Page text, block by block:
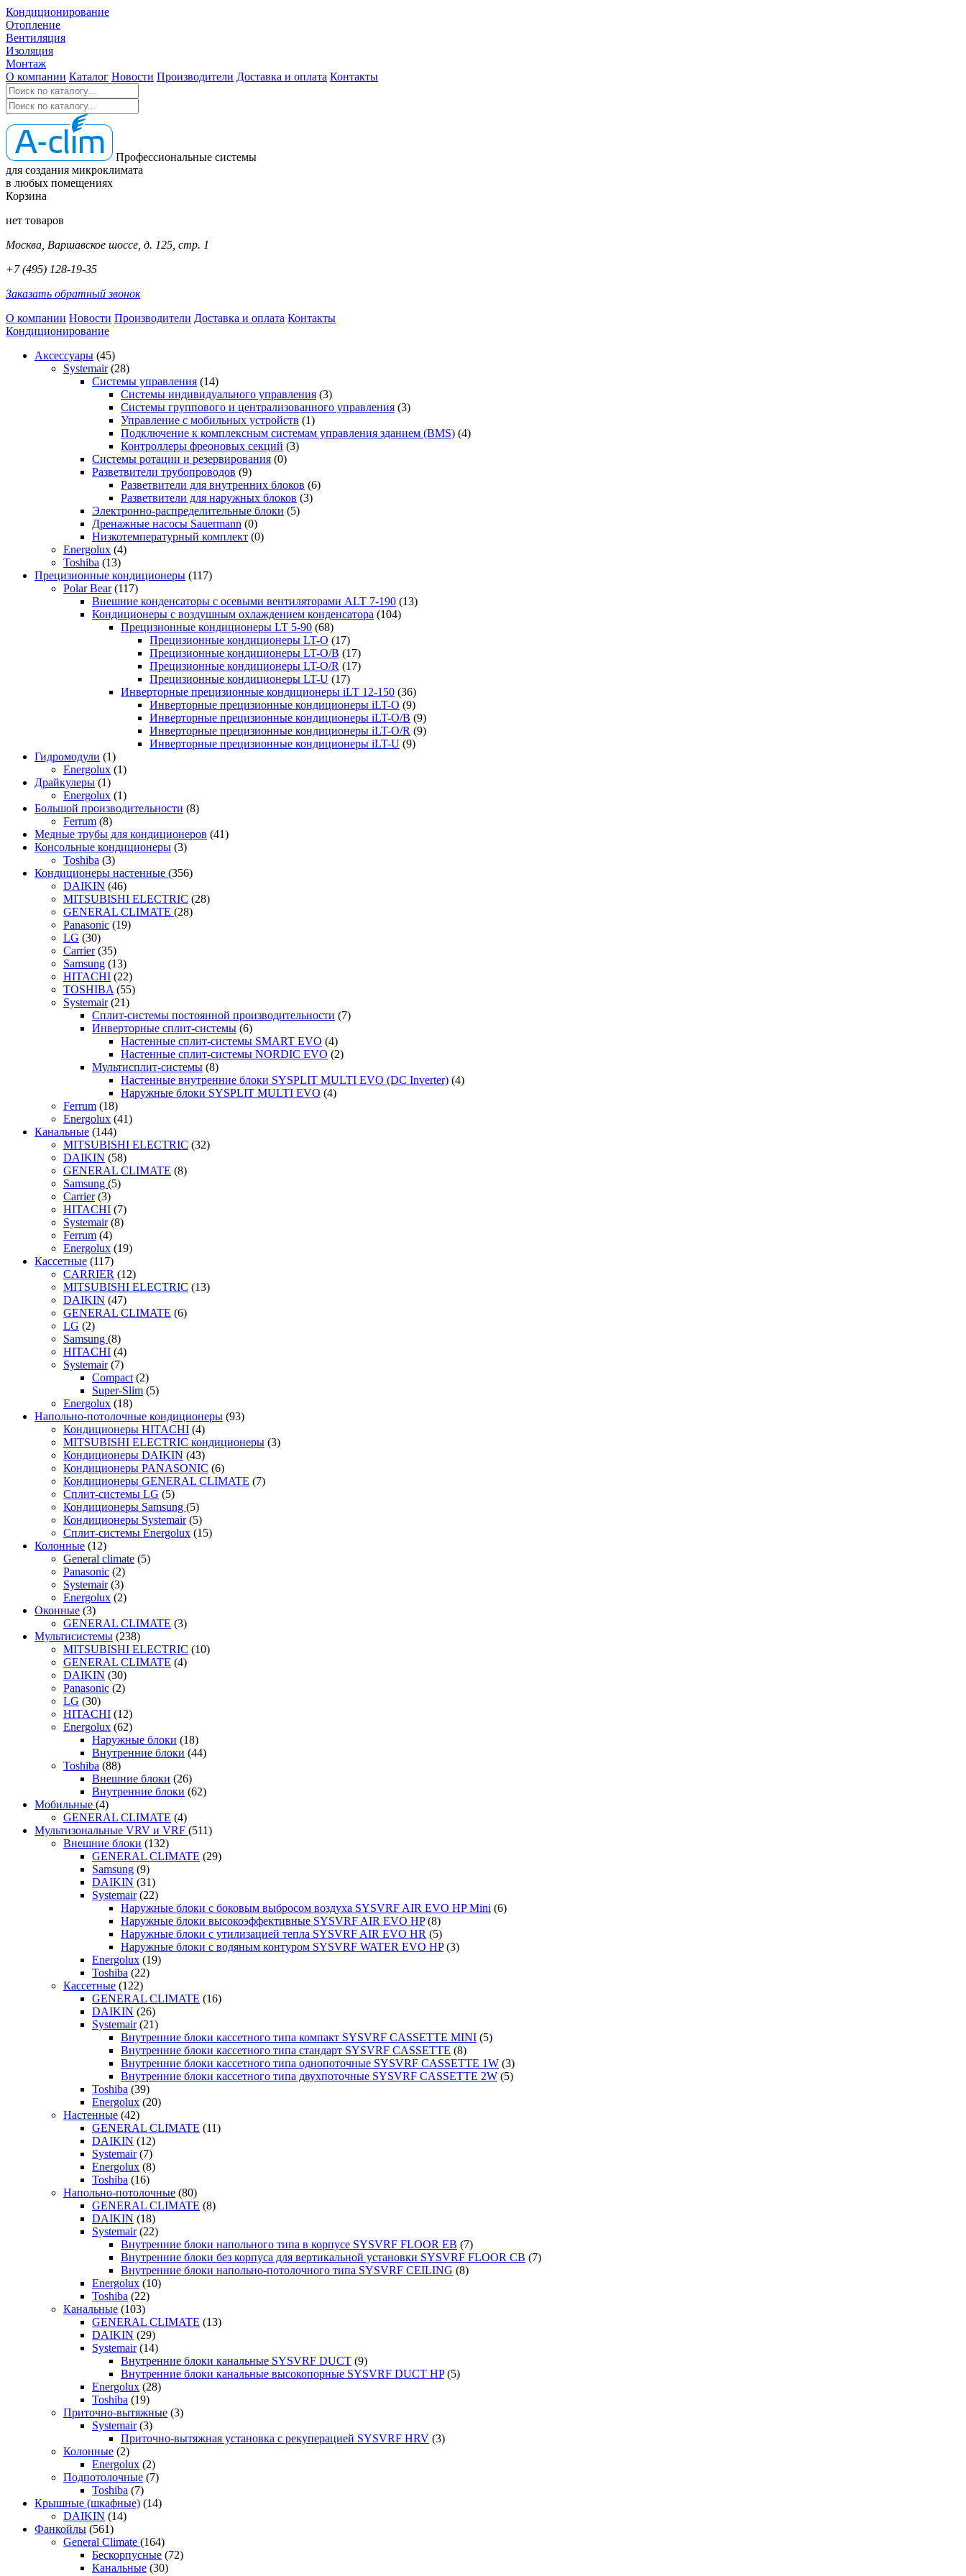
Кондиционирование
Отопление
Вентиляция
Изоляция
Монтаж
О компании Каталог Новости Производители Доставка и оплата Контакты
Профессиональные системы
для создания микроклимата
в любых помещениях
Корзина
нет товаров
Москва, Варшавское шоссе, д. 125, стр. 1
+7 (495) 128-19-35
Заказать обратный звонок
О компании Новости Производители Доставка и оплата Контакты
Кондиционирование
Аксессуары (45)
Systemair (28)
Системы управления (14)
Системы индивидуального управления (3)
Системы группового и централизованного управления (3)
Управление с мобильных устройств (1)
Подключение к комплексным системам управления зданием (BMS) (4)
Контроллеры фреоновых секций (3)
Системы ротации и резервирования (0)
Разветвители трубопроводов (9)
Разветвители для внутренних блоков (6)
Разветвители для наружных блоков (3)
Электронно-распределительные блоки (5)
Дренажные насосы Sauermann (0)
Низкотемпературный комплект (0)
Energolux (4)
Toshiba (13)
Прецизионные кондиционеры (117)
Polar Bear (117)
Внешние конденсаторы с осевыми вентиляторами ALT 7-190 (13)
Кондиционеры с воздушным охлаждением конденсатора (104)
Прецизионные кондиционеры LT 5-90 (68)
Прецизионные кондиционеры LT-O (17)
Прецизионные кондиционеры LT-O/B (17)
Прецизионные кондиционеры LT-O/R (17)
Прецизионные кондиционеры LT-U (17)
Инверторные прецизионные кондиционеры iLT 12-150 (36)
Инверторные прецизионные кондиционеры iLT-O (9)
Инверторные прецизионные кондиционеры iLT-O/B (9)
Инверторные прецизионные кондиционеры iLT-O/R (9)
Инверторные прецизионные кондиционеры iLT-U (9)
Гидромодули (1)
Energolux (1)
Драйкулеры (1)
Energolux (1)
Большой производительности (8)
Ferrum (8)
Медные трубы для кондиционеров (41)
Консольные кондиционеры (3)
Toshiba (3)
Кондиционеры настенные (356)
DAIKIN (46)
MITSUBISHI ELECTRIC (28)
GENERAL CLIMATE (28)
Panasonic (19)
LG (30)
Carrier (35)
Samsung (13)
HITACHI (22)
TOSHIBA (55)
Systemair (21)
Сплит-системы постоянной производительности (7)
Инверторные сплит-системы (6)
Настенные сплит-системы SMART EVO (4)
Настенные сплит-системы NORDIC EVO (2)
Мультисплит-системы (8)
Настенные внутренние блоки SYSPLIT MULTI EVO (DC Inverter) (4)
Наружные блоки SYSPLIT MULTI EVO (4)
Ferrum (18)
Energolux (41)
Канальные (144)
MITSUBISHI ELECTRIC (32)
DAIKIN (58)
GENERAL CLIMATE (8)
Samsung (5)
Carrier (3)
HITACHI (7)
Systemair (8)
Ferrum (4)
Energolux (19)
Кассетные (117)
CARRIER (12)
MITSUBISHI ELECTRIC (13)
DAIKIN (47)
GENERAL CLIMATE (6)
LG (2)
Samsung (8)
HITACHI (4)
Systemair (7)
Compact (2)
Super-Slim (5)
Energolux (18)
Напольно-потолочные кондиционеры (93)
Кондиционеры HITACHI (4)
MITSUBISHI ELECTRIC кондиционеры (3)
Кондиционеры DAIKIN (43)
Кондиционеры PANASONIC (6)
Кондиционеры GENERAL CLIMATE (7)
Сплит-системы LG (5)
Кондиционеры Samsung (5)
Кондиционеры Systemair (5)
Сплит-системы Energolux (15)
Колонные (12)
General climate (5)
Panasonic (2)
Systemair (3)
Energolux (2)
Оконные (3)
GENERAL CLIMATE (3)
Мультисистемы (238)
MITSUBISHI ELECTRIC (10)
GENERAL CLIMATE (4)
DAIKIN (30)
Panasonic (2)
LG (30)
HITACHI (12)
Energolux (62)
Наружные блоки (18)
Внутренние блоки (44)
Toshiba (88)
Внешние блоки (26)
Внутренние блоки (62)
Мобильные (4)
GENERAL CLIMATE (4)
Мультизональные VRV и VRF (511)
Внешние блоки (132)
GENERAL CLIMATE (29)
Samsung (9)
DAIKIN (31)
Systemair (22)
Наружные блоки с боковым выбросом воздуха SYSVRF AIR EVO HP Mini (6)
Наружные блоки высокоэффективные SYSVRF AIR EVO HP (8)
Наружные блоки с утилизацией тепла SYSVRF AIR EVO HR (5)
Наружные блоки с водяным контуром SYSVRF WATER EVO HP (3)
Energolux (19)
Toshiba (22)
Кассетные (122)
GENERAL CLIMATE (16)
DAIKIN (26)
Systemair (21)
Внутренние блоки кассетного типа компакт SYSVRF CASSETTE MINI (5)
Внутренние блоки кассетного типа стандарт SYSVRF CASSETTE (8)
Внутренние блоки кассетного типа однопоточные SYSVRF CASSETTE 1W (3)
Внутренние блоки кассетного типа двухпоточные SYSVRF CASSETTE 2W (5)
Toshiba (39)
Energolux (20)
Настенные (42)
GENERAL CLIMATE (11)
DAIKIN (12)
Systemair (7)
Energolux (8)
Toshiba (16)
Напольно-потолочные (80)
GENERAL CLIMATE (8)
DAIKIN (18)
Systemair (22)
Внутренние блоки напольного типа в корпусе SYSVRF FLOOR EB (7)
Внутренние блоки без корпуса для вертикальной установки SYSVRF FLOOR CB (7)
Внутренние блоки напольно-потолочного типа SYSVRF CEILING (8)
Energolux (10)
Toshiba (22)
Канальные (103)
GENERAL CLIMATE (13)
DAIKIN (29)
Systemair (14)
Внутренние блоки канальные SYSVRF DUCT (9)
Внутренние блоки канальные высокопорные SYSVRF DUCT HP (5)
Energolux (28)
Toshiba (19)
Приточно-вытяжные (3)
Systemair (3)
Приточно-вытяжная установка с рекуперацией SYSVRF HRV (3)
Колонные (2)
Energolux (2)
Подпотолочные (7)
Toshiba (7)
Крышные (шкафные) (14)
DAIKIN (14)
Фанкойлы (561)
General Climate (164)
Бескорпусные (72)
Канальные (30)